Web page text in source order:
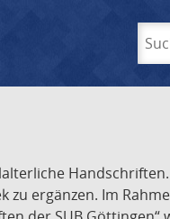
ergänzen. Im